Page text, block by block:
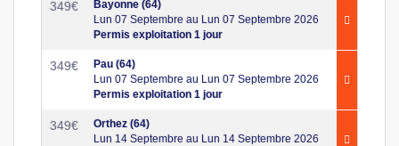
349€
Bayonne (64)
Lun 07 Septembre au Lun 07 Septembre 2026
Permis exploitation 1 jour
349€
Pau (64)
Lun 07 Septembre au Lun 07 Septembre 2026
Permis exploitation 1 jour
349€
Orthez (64)
Lun 14 Septembre au Lun 14 Septembre 2026